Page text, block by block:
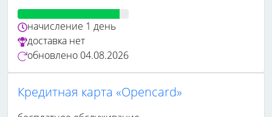
начисление 1 день
доставка нет
обновлено 04.08.2026
Кредитная карта «Opencard»